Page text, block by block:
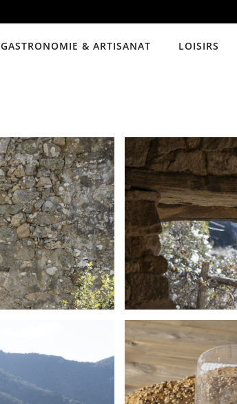
GASTRONOMIE & ARTISANAT LOISIRS